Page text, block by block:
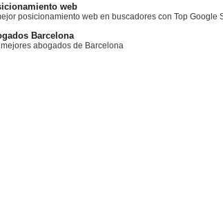
web
posicionamiento web en buscadores con Top Google
Barcelona
mejores abogados de Barcelona